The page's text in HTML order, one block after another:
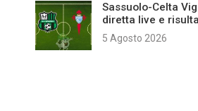
Sassuolo-Celta
diretta live e
5 Agosto 2026